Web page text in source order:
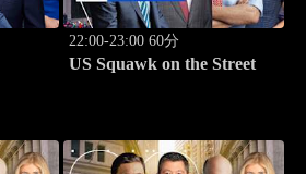
22:00-23:00 60分
US Squawk on the Street